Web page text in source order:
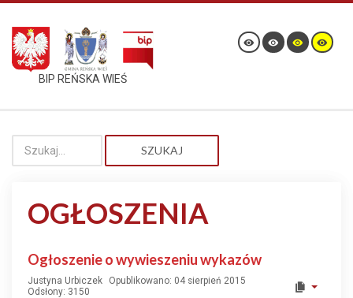
BIP REŃSKA WIEŚ
SZUKAJ
OGŁOSZENIA
Ogłoszenie o wywieszeniu wykazów
Justyna Urbiczek
Opublikowano: 04 sierpień 2015
Odsłony: 3150